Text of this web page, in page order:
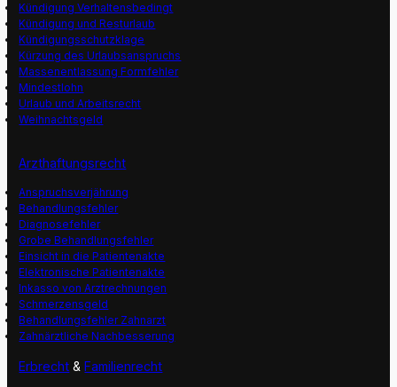
Kündigung Verhaltensbedingt
Kündigung und Resturlaub
Kündigungsschutzklage
Kürzung des Urlaubsanspruchs
Massenentlassung Formfehler
Mindestlohn
Urlaub und Arbeitsrecht
Weihnachtsgeld
Arzthaftungsrecht
Anspruchsverjährung
Behandlungsfehler
Diagnosefehler
Grobe Behandlungsfehler
Einsicht in die Patientenakte
Elektronische Patientenakte
Inkasso von Arztrechnungen
Schmerzensgeld
Behandlungsfehler Zahnarzt
Zahnärztliche Nachbesserung
Erbrecht &Familienrecht